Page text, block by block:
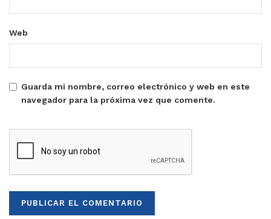
Web
Guarda mi nombre, correo electrónico y web en este
navegador para la próxima vez que comente.